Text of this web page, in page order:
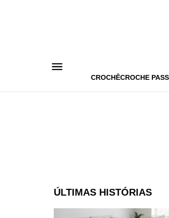
CROCHÊCROCHE
ÚLTIMAS HISTÓRIAS